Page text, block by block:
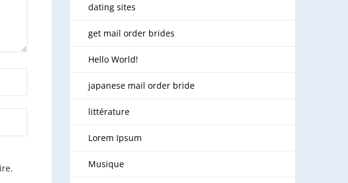
dating sites
get mail order brides
Hello World!
japanese mail order bride
littérature
Lorem Ipsum
Musique